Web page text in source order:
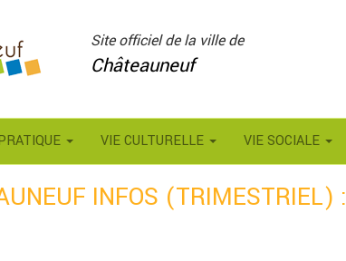
Site officiel de la ville de
Châteauneuf
VIE CULTURELLE VIE SOCIALE
INFOS (TRIMESTRIEL) :